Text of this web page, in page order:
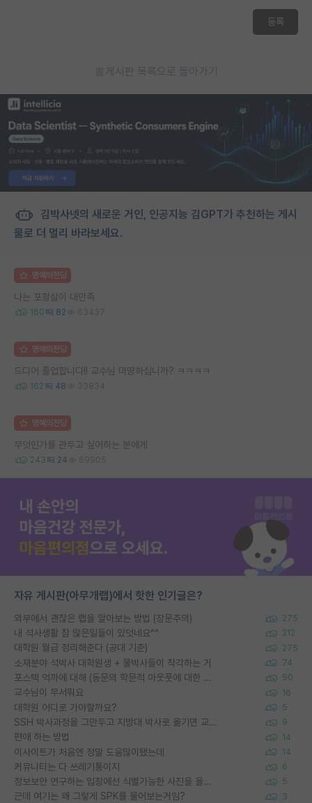
등록
게시판 목록으로 돌아가기
김박사넷의 새로운 거인, 인공지능 김GPT가 추천하는 게시
물로 더 멀리 바라보세요.
명예의전당
나는 포항살이 대만족
160 82 63437
명예의전당
드디어 졸업합니다!! 교수님 마땅하십니까? ㅋㅋㅋㅋ
162 48 33834
명예의전당
무엇인가를 관두고 싶어하는 분에게
243 24 69905
자유 게시판(아무개랩)에서 핫한 인기글은?
외부에서 괜찮은 랩을 알아보는 방법 (장문주의) 275
내 석사생활 참 많은일들이 있엇네요^^ 212
대학원 월급 정리해준다 (공대 기준) 275
소재분야 석박사 대학원생 + 물박사들이 착각하는 거 74
포스텍 억까에 대해 (동문의 학문적 아웃풋에 대한 반박) 50
교수님이 무서워요 16
대학원 어디로 가야할까요? 5
SSH 박사과정을 그만두고 지방대 박사로 옮기면 교수의 꿈은 끝일까요? 9
편애 하는 방법 14
이사이트가 처음엔 정말 도움많이됐는데 14
커뮤니티는 다 쓰레기통이지 6
정보보안 연구하는 입장에선 식별가능한 사진을 올리는건 비추이긴함 5
근데 여기는 왜 그렇게 SPK를 물어보는거임? 3